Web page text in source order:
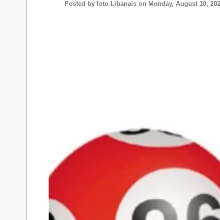
Posted by loto Libanais on Monday, August 10,